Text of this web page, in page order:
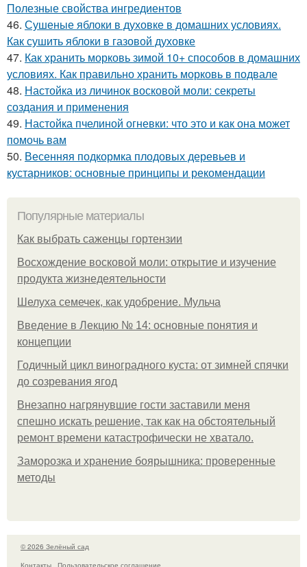
Полезные свойства ингредиентов
46. Сушеные яблоки в духовке в домашних условиях.
Как сушить яблоки в газовой духовке
47. Как хранить морковь зимой 10+ способов в домашних
условиях. Как правильно хранить морковь в подвале
48. Настойка из личинок восковой моли: секреты
создания и применения
49. Настойка пчелиной огневки: что это и как она может
помочь вам
50. Весенняя подкормка плодовых деревьев и
кустарников: основные принципы и рекомендации
Популярные материалы
Как выбрать саженцы гортензии
Восхождение восковой моли: открытие и изучение
продукта жизнедеятельности
Шелуха семечек, как удобрение. Мульча
Введение в Лекцию № 14: основные понятия и
концепции
Годичный цикл виноградного куста: от зимней спячки
до созревания ягод
Внезапно нагрянувшие гости заставили меня
спешно искать решение, так как на обстоятельный
ремонт времени катастрофически не хватало.
Заморозка и хранение боярышника: проверенные
методы
© 2026 Зелёный сад
Контакты
Пользовательское соглашение